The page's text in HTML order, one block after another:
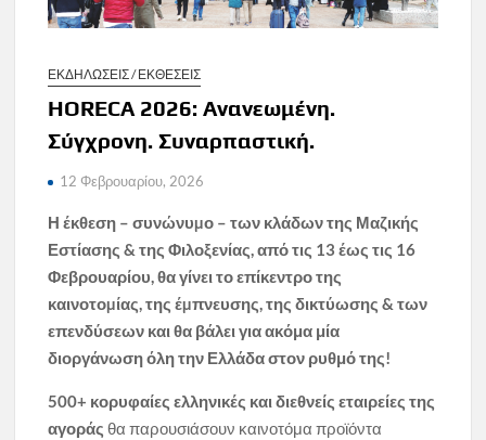
ΕΚΔΗΛΩΣΕΙΣ / ΕΚΘΕΣΕΙΣ
HORECA 2026: Ανανεωμένη.
Σύγχρονη. Συναρπαστική.
12 Φεβρουαρίου, 2026
Η έκθεση – συνώνυµο – των κλάδων της Μαζικής
Εστίασης & της Φιλοξενίας, από τις 13 έως τις 16
Φεβρουαρίου, θα γίνει το επίκεντρο της
καινοτοµίας, της έµπνευσης, της δικτύωσης & των
επενδύσεων και θα βάλει για ακόμα μία
διοργάνωση όλη την Ελλάδα στον ρυθμό της!
500+ κορυφαίες ελληνικές και διεθνείς εταιρείεςτης
αγοράς θα παρουσιάσουν καινοτόμα προϊόντα